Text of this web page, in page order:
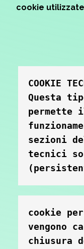
cookie
COOKIE
Questa
permette
sezioni
tecnici
cookie
vengono
chiusura